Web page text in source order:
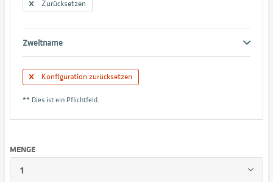
Zurücksetzen
Zweitname
Konfiguration zurücksetzen
** Dies ist ein Pflichtfeld.
MENGE